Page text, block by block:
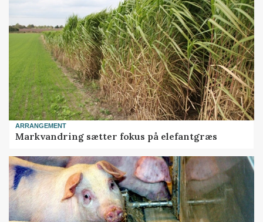
ARRANGEMENT
Markvandring sætter fokus på elefantgræs